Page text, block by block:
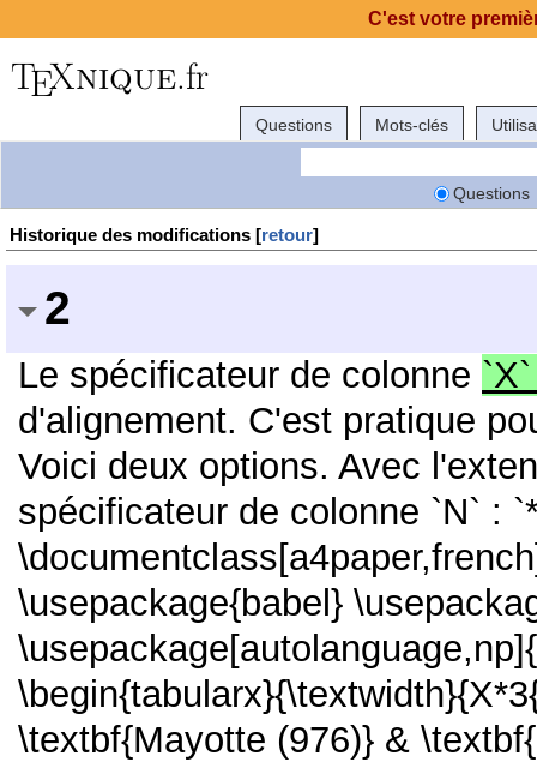
Questions Mots-clés
Questions
Historique des modifications [retour]
2
Le spécificateur de colonne
d'alignement. C'est pratique
Voici deux options. Avec
spécificateur de colonne `N` :
\usepackage{babel}
\textbf{Mayotte (976)} &
C'est votre